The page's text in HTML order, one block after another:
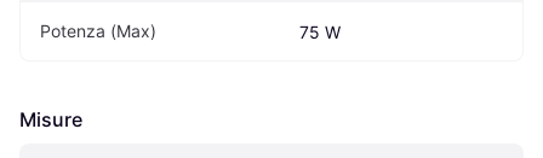
Potenza (Max) 75 W
Misure